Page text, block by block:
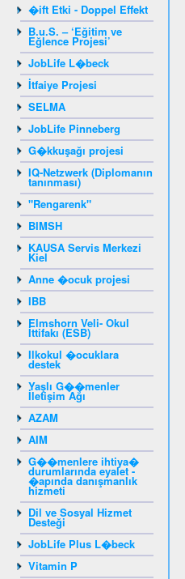
�ift Etki - Doppel Effekt
B.u.S. – ‘Eğitim ve
Eğlence Projesi’
JobLife L�beck
İtfaiye Projesi
SELMA
JobLife Pinneberg
G�kkuşağı projesi
IQ-Netzwerk (Diplomanın
tanınması)
"Rengarenk"
BIMSH
KAUSA Servis Merkezi
Kiel
Anne �ocuk projesi
IBB
Elmshorn Veli- Okul
İttifakı (ESB)
Ilkokul �ocuklara
destek
Yaşlı G��menler
İletişim Ağı
AZAM
AIM
G��menlere ihtiya�
durumlarında eyalet -
�apında danışmanlık
hizmeti
Dil ve Sosyal Hizmet
Desteği
JobLife Plus L�beck
Vitamin P